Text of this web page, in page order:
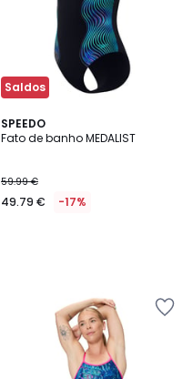
Saldos
SPEEDO
Fato de banho MEDALIST
59.99 €
49.79 € -17%